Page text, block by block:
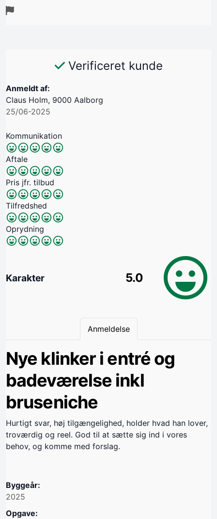
Verificeret kunde
Anmeldt af:
Claus Holm, 9000 Aalborg
25/06-2025
Kommunikation
Aftale
Pris jfr. tilbud
Tilfredshed
Oprydning
Karakter 5.0
Anmeldelse
Nye klinker i entré og
badeværelse inkl
bruseniche
Hurtigt svar, høj tilgængelighed, holder hvad han lover,
troværdig og reel. God til at sætte sig ind i vores
behov, og komme med forslag.
Byggeår:
2025
Opgave: